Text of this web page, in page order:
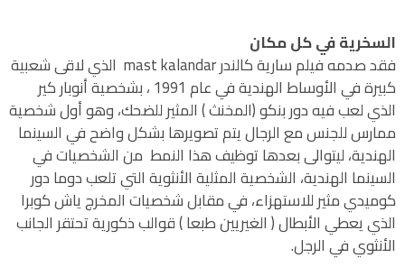
السخرية في كل مكان
فقد صدمه فيلم سارية كالندر mast kalandar الذي لاقى شعبية
كبيرة في الأوساط الهندية في عام 1991 ، بشخصية أنوبار كير
الذي لعب فيه دور بنكو (المخنث ) المثير للضحك، وهو أول شخصية
ممارس للجنس مع الرجال يتم تصويرها بشكل واضح في السينما
الهندية، ليتوالى بعدها توظيف هذا النمط من الشخصيات في
السينما الهندية، الشخصية المثلية الأنثوية التي تلعب دوما دور
كوميدي مثير للاستهزاء، في مقابل شخصيات المخرج ياش كوبرا
الذي يعطي الأبطال ( الغيريين طبعا ) قوالب ذكورية تحتقر الجانب
الأنثوي في الرجل.